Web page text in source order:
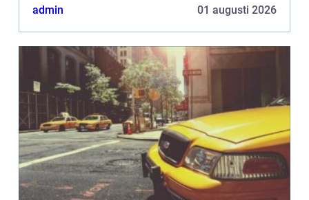
admin 01 augusti 2026